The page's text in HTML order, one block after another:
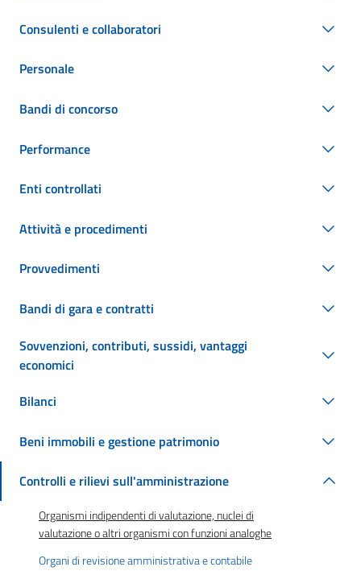
Consulenti e collaboratori
Personale
Bandi di concorso
Performance
Enti controllati
Attività e procedimenti
Provvedimenti
Bandi di gara e contratti
Sovvenzioni, contributi, sussidi, vantaggi
economici
Bilanci
Beni immobili e gestione patrimonio
Controlli e rilievi sull'amministrazione
Organismi indipendenti di valutazione, nuclei di
valutazione o altri organismi con funzioni analoghe
Organi di revisione amministrativa e contabile